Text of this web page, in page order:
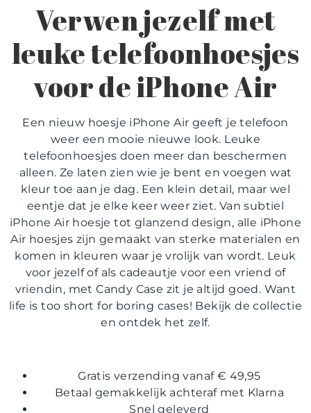
Verwen jezelf met
leuke telefoonhoesjes
voor de iPhone Air
Een nieuw hoesje iPhone Air geeft je telefoon
weer een mooie nieuwe look. L euke
telefoonhoesjes doen meer dan beschermen
alleen. Ze laten zien wie je bent en voegen wat
kleur toe aan je dag. Een klein detail, maar wel
eentje dat je elke keer weer ziet. Van subtiel
iPhone Air hoesje tot glanzend design, alle iPhone
Air hoesjes zijn gemaakt van sterke materialen en
komen in kleuren waar je vrolijk van wordt. Leuk
voor jezelf of als cadeautje voor een vriend of
vriendin, met Candy Case zit je altijd goed. Want
life is too short for boring cases! Bekijk de collectie
en ontdek het zelf.
Gratis verzending vanaf € 49,95
Betaal gemakkelijk achteraf met Klarna
Snel geleverd